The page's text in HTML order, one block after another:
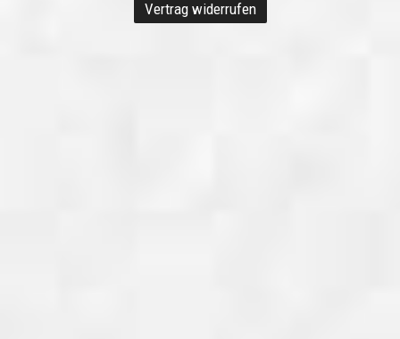
Vertrag widerrufen